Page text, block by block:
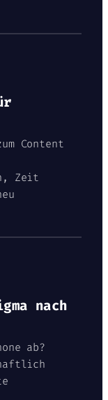
Content
Zeit
nach
ab?